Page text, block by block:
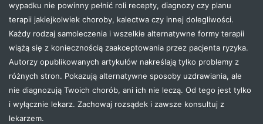
wypadku nie powinny pełnić roli recepty, diagnozy czy planu
terapii jakiejkolwiek choroby, kalectwa czy innej dolegliwości.
Każdy rodzaj samoleczenia i wszelkie alternatywne formy terapii
wiążą się z koniecznością zaakceptowania przez pacjenta ryzyka.
Autorzy opublikowanych artykułów nakreślają tylko problemy z
różnych stron. Pokazują alternatywne sposoby uzdrawiania, ale
nie diagnozują Twoich chorób, ani ich nie leczą. Od tego jest tylko
i wyłącznie lekarz. Zachowaj rozsądek i zawsze konsultuj z
lekarzem.